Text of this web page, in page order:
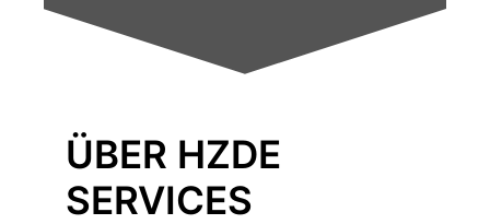
ÜBER HZDE
SERVICES